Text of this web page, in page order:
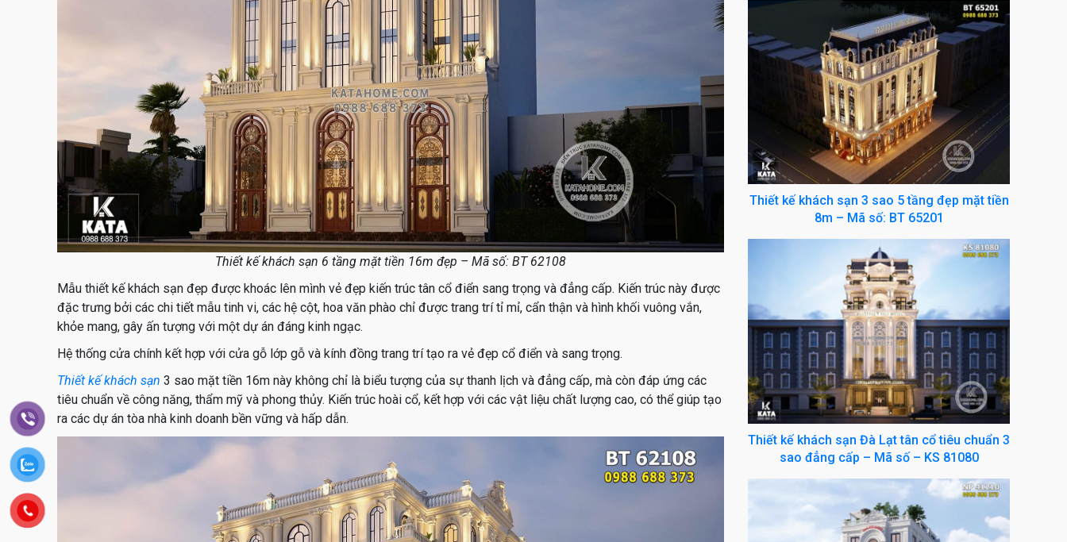
Thiết kế khách sạn 6 tầng mặt tiền 16m đẹp – Mã số: BT 62108
Mẫu thiết kế khách sạn đẹp được khoác lên mình vẻ đẹp kiến trúc tân cổ điển sang trọng và đẳng cấp. Kiến trúc này được
đặc trưng bởi các chi tiết mẫu tinh vi, các hệ cột, hoa văn phào chỉ được trang trí tỉ mỉ, cẩn thận và hình khối vuông vắn,
khỏe mang, gây ấn tượng với một dự án đáng kinh ngạc.
Hệ thống cửa chính kết hợp với cửa gỗ lớp gỗ và kính đồng trang trí tạo ra vẻ đẹp cổ điển và sang trọng.
Thiết kế khách sạn 3 sao mặt tiền 16m này không chỉ là biểu tượng của sự thanh lịch và đẳng cấp, mà còn đáp ứng các
tiêu chuẩn về công năng, thẩm mỹ và phong thủy. Kiến trúc hoài cổ, kết hợp với các vật liệu chất lượng cao, có thể giúp tạo
ra các dự án tòa nhà kinh doanh bền vững và hấp dẫn.
Thiết kế khách sạn 3 sao 5 tầng đẹp mặt tiền
8m – Mã số: BT 65201
Thiết kế khách sạn Đà Lạt tân cổ tiêu chuẩn 3
sao đẳng cấp – Mã số – KS 81080